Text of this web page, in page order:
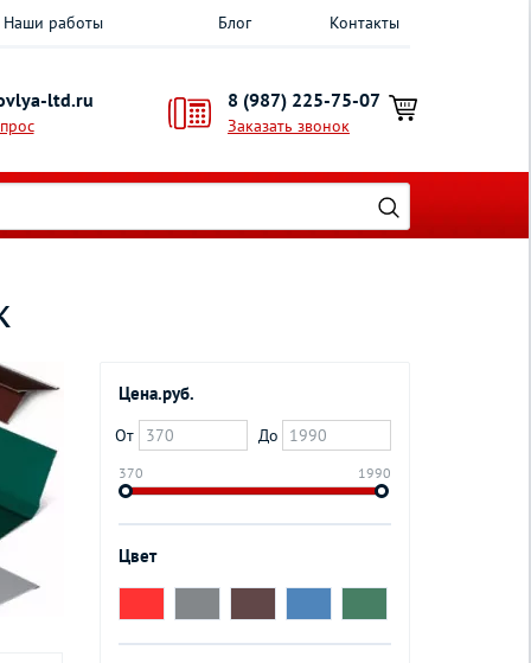
Наши работы Блог Контакты
ltd.ru 8 (987) 225-75-07
Заказать звонок
Цена.руб.
От До
370 1990
Цвет